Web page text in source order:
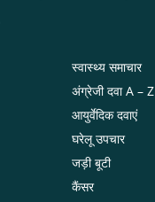
स्वास्थ्य समाचार
अंग्रेजी दवा A – Z
आयुर्वेदिक दवाएं
घरेलू उपचार
जड़ी बूटी
कैंसर